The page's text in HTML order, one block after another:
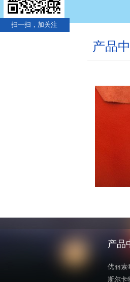
扫一扫，加关注
产品
产品
优丽素
斯尔卡